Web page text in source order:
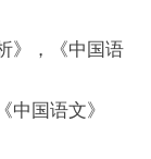
》，《中国语
中国语文》